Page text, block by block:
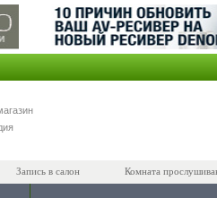
Запись в салон Комната